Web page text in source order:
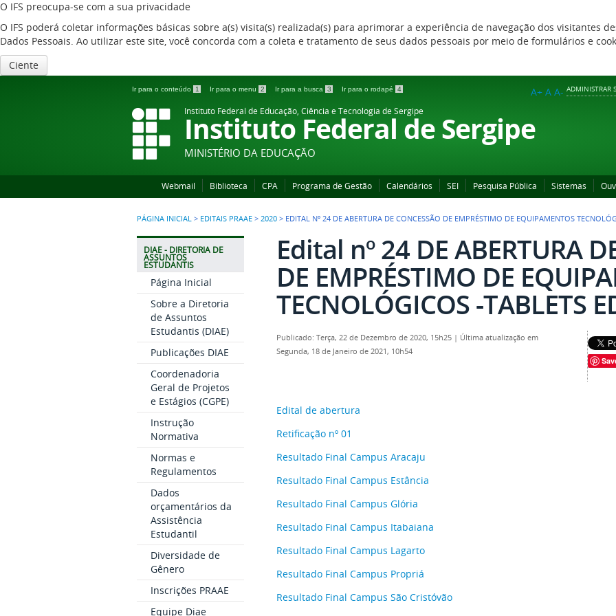
O IFS preocupa-se com a sua privacidade
O IFS poderá coletar informações básicas sobre a(s) visita(s) realizada(s) para aprimorar a experiência de navegação dos visitantes
Dados Pessoais. Ao utilizar este site, você concorda com a coleta e tratamento de seus dados pessoais por meio de formulários e
Ciente
Ir para o conteúdo 1 Ir para o menu 2 Ir para a busca 3 Ir para o rodapé 4 ADMINISTRAR
A+ A A-
Instituto Federal de Educação, Ciência e Tecnologia de Sergipe
Instituto Federal de Sergipe
MINISTÉRIO DA EDUCAÇÃO
Webmail Biblioteca CPA Programa de Gestão Calendários SEI Pesquisa Pública Sistemas
PÁGINA INICIAL > EDITAIS PRAAE > 2020 > EDITAL Nº 24 DE ABERTURA DE CONCESSÃO DE EMPRÉSTIMO DE EQUIPAMENTOS
DIAE - DIRETORIA DE
ASSUNTOS
ESTUDANTIS
Página Inicial
Sobre a Diretoria
de Assuntos
Estudantis (DIAE)
Publicações DIAE
Coordenadoria
Geral de Projetos
e Estágios (CGPE)
Instrução
Normativa
Normas e
Regulamentos
Dados
orçamentários da
Assistência
Estudantil
Diversidade de
Gênero
Inscrições PRAAE
Equipe Diae
Edital nº 24 DE ABERTURA
DE EMPRÉSTIMO DE
TECNOLÓGICOS -TABLETS
Publicado: Terça, 22 de Dezembro de 2020, 15h25 | Última atualização em
Segunda, 18 de Janeiro de 2021, 10h54
Edital de abertura
Retificação nº 01
Resultado Final Campus Aracaju
Resultado Final Campus Estância
Resultado Final Campus Glória
Resultado Final Campus Itabaiana
Resultado Final Campus Lagarto
Resultado Final Campus Propriá
Resultado Final Campus São Cristóvão